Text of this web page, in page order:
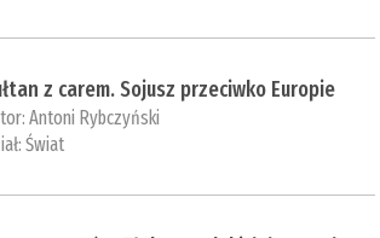
z carem. Sojusz przeciwko Europie
Antoni Rybczyński
Świat